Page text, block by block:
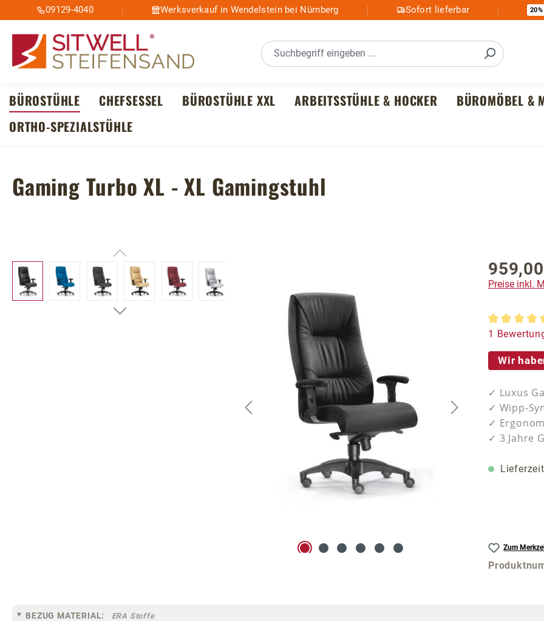
Hauptinhalt springen
Zur Suche springen
Zur Hauptnavigation springen
09129-4040 Werksverkauf in Wendelstein bei Nürnberg Sofort lieferbar 20%
BÜROSTÜHLE CHEFSESSEL BÜROSTÜHLE XXL ARBEITSSTÜHLE & HOCKER BÜROMÖBEL &
ORTHO-SPEZIALSTÜHLE
Gaming Turbo XL - XL Gamingstuhl
Bildergalerie überspringen Regulärer
Preise inkl.
1
Wir
✓ Luxus
✓ Wipp-
✓
✓ 3 Jahre
Zum
BEZUG MATERIAL: ERA Stoffe